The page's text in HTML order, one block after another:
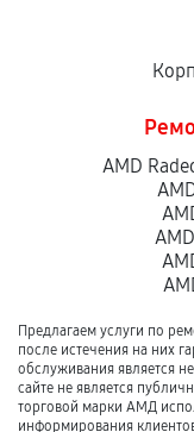
AMD
Предлагаем услуги по
после истечения на них
обслуживания является
сайте не является
торговой марки АМД
информирования